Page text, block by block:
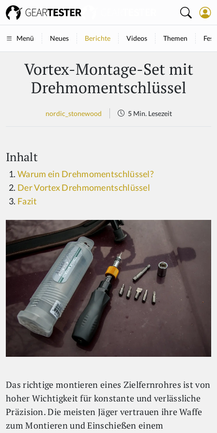
Menü Neues Berichte Videos Themen
Vortex-Montage-Set mit
Drehmomentschlüssel
nordic_stonewood 5 Min. Lesezeit
Inhalt
Warum ein Drehmomentschlüssel?
Der Vortex Drehmomentschlüssel
Fazit
Das richtige montieren eines Zielfernrohres ist von
hoher Wichtigkeit für konstante und verlässliche
Präzision. Die meisten Jäger vertrauen ihre Waffe
zum Montieren und Einschießen einem